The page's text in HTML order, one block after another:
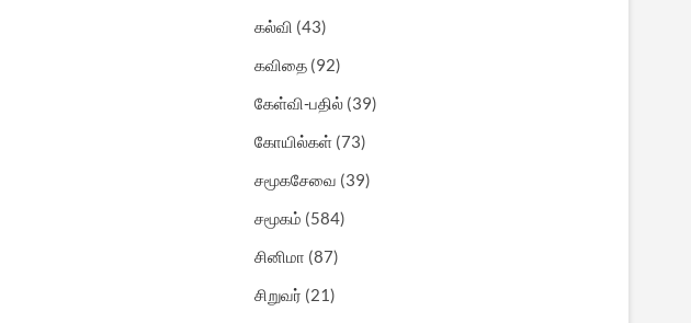
கல்வி (43)
கவிதை (92)
கேள்வி-பதில் (39)
கோயில்கள் (73)
சமூகசேவை (39)
சமூகம் (584)
சினிமா (87)
சிறுவர் (21)